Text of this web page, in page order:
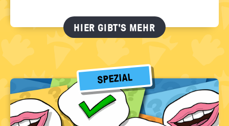
HIER GIBT'S MEHR
SPEZIAL